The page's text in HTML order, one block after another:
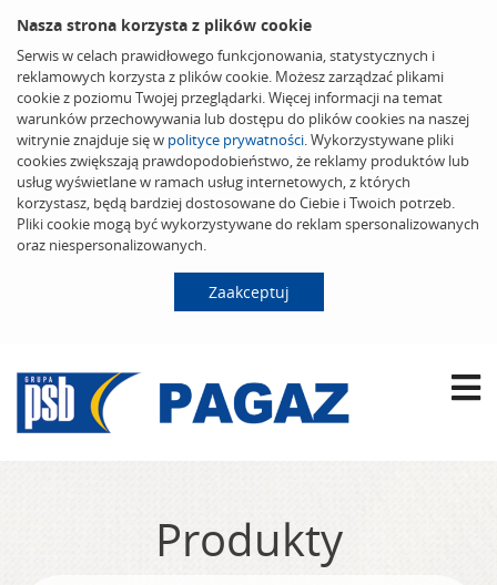
Nasza strona korzysta z plików cookie
Serwis w celach prawidłowego funkcjonowania, statystycznych i
reklamowych korzysta z plików cookie. Możesz zarządzać plikami
cookie z poziomu Twojej przeglądarki. Więcej informacji na temat
warunków przechowywania lub dostępu do plików cookies na naszej
witrynie znajduje się w polityce prywatności. Wykorzystywane pliki
cookies zwiększają prawdopodobieństwo, że reklamy produktów lub
usług wyświetlane w ramach usług internetowych, z których
korzystasz, będą bardziej dostosowane do Ciebie i Twoich potrzeb.
Pliki cookie mogą być wykorzystywane do reklam spersonalizowanych
oraz niespersonalizowanych.
Zaakceptuj
Produkty